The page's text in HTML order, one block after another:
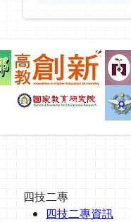
四技二專
四技二專資訊